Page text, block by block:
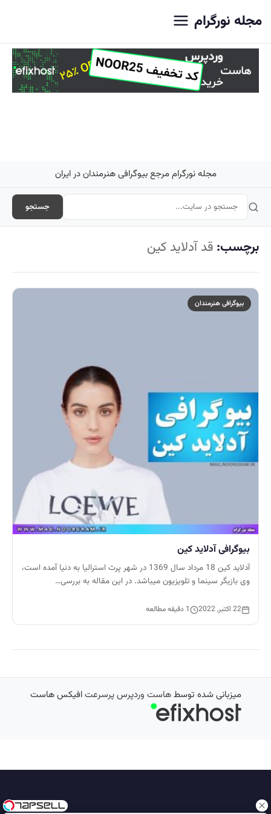
مجله نورگرام
مجله نورگرام مرجع بیوگرافی هنرمندان در ایران
جستجو
برچسب: قد آدلاید کین
بیوگرافی هنرمندان
بیوگرافی آدلاید کین
آدلاید کین 18 مرداد سال 1369 در شهر پرث استرالیا به دنیا آمده است،
وی بازیگر سینما و تلویزیون میباشد. در این مقاله به بررسی…
22 اکتبر, 2022 1 دقیقه مطالعه
میزبانی شده توسطهاست وردپرس پرسرعتافیکس هاست